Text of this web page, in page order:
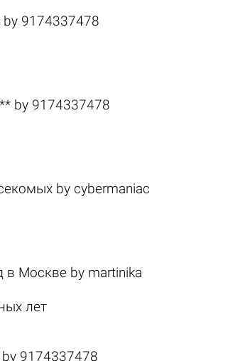
by 9174337478
by 9174337478
bycybermaniac
в Москве by martinika
лет
by 9174337478